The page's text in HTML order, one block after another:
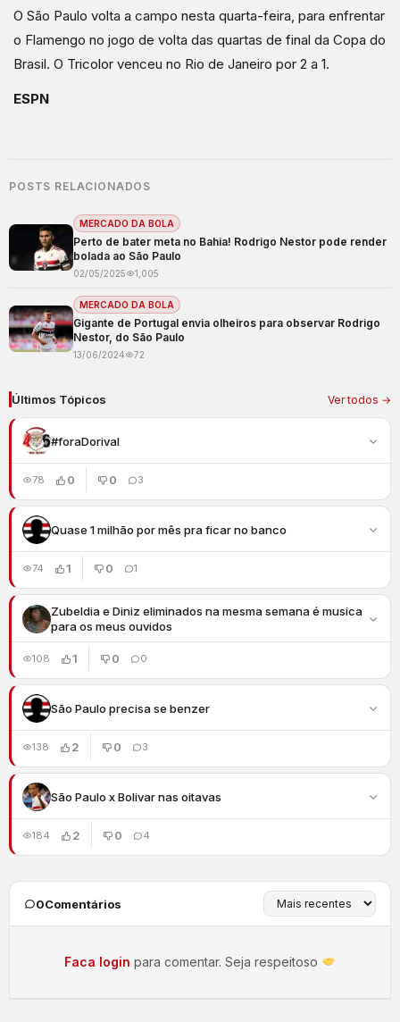
O São Paulo volta a campo nesta quarta-feira, para enfrentar
o Flamengo no jogo de volta das quartas de final da Copa do
Brasil. O Tricolor venceu no Rio de Janeiro por 2 a 1.
ESPN
POSTS RELACIONADOS
MERCADO DA BOLA
Perto de bater meta no Bahia! Rodrigo Nestor pode render
bolada ao São Paulo
02/05/2025 1,005
MERCADO DA BOLA
Gigante de Portugal envia olheiros para observar Rodrigo
Nestor, do São Paulo
13/06/2024 72
Últimos Tópicos Ver todos →
#foraDorival
78 0 0 3
Quase 1 milhão por mês pra ficar no banco
74 1 0 1
Zubeldia e Diniz eliminados na mesma semana é musica
para os meus ouvidos
108 1 0 0
São Paulo precisa se benzer
138 2 0 3
São Paulo x Bolivar nas oitavas
184 2 0 4
0Comentários
Faca login para comentar. Seja respeitoso